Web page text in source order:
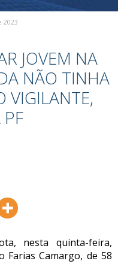
2023
JOVEM NA
NÃO TINHA
VIGILANTE,
PF
nesta quinta-feira,
Farias Camargo, de 58